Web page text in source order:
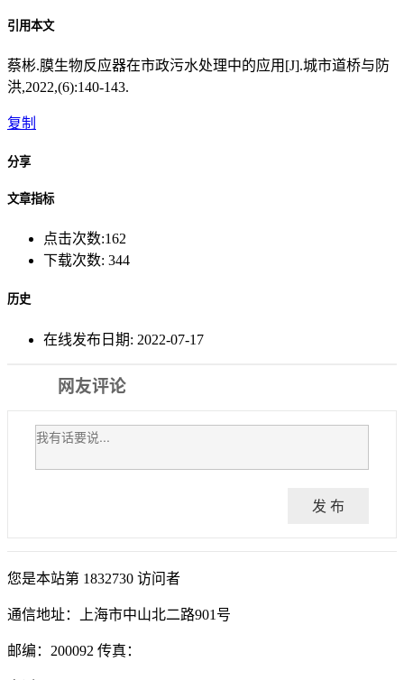
引用本文
蔡彬.膜生物反应器在市政污水处理中的应用[J].城市道桥与防
洪,2022,(6):140-143.
复制
分享
文章指标
点击次数:162
下载次数: 344
历史
在线发布日期: 2022-07-17
网友评论
发 布
您是本站第 1832730 访问者
通信地址：上海市中山北二路901号
邮编：200092 传真：